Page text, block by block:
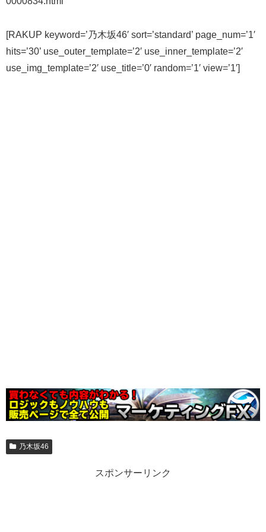
[RAKUP keyword=’乃木坂46′ sort=’standard’ page_num=’1′
hits=’30’ use_outer_template=’2′ use_inner_template=’2′
use_img_template=’2′ use_title=’0′ random=’1′ view=’1′]
乃木坂46
スポンサーリンク